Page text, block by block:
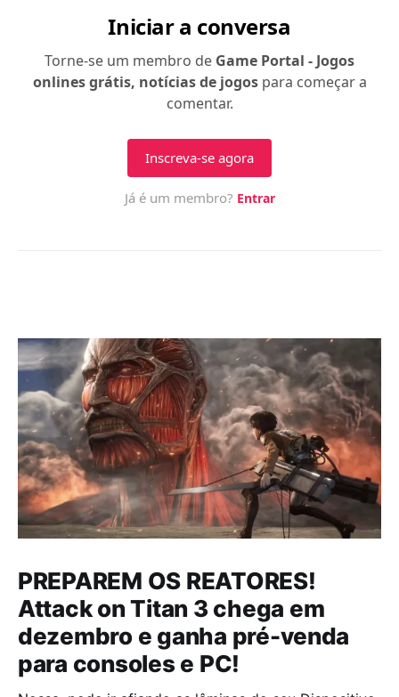
PREPAREM OS REATORES!
Attack on Titan 3 chega em
dezembro e ganha pré-venda
para consoles e PC!